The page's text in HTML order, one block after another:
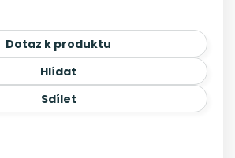
Dotaz k produktu
Hlídat
Sdílet